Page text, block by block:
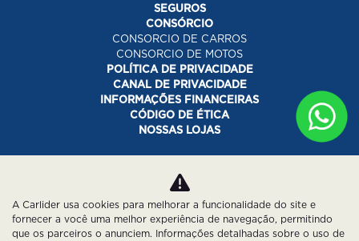
SEGUROS
CONSÓRCIO
CONSORCIO DE CARROS
CONSORCIO DE MOTOS
POLÍTICA DE PRIVACIDADE
CANAL DE PRIVACIDADE
INFORMAÇÕES FINANCEIRAS
CÓDIGO DE ÉTICA
NOSSAS LOJAS
Desacelere. Seu bem maior é a vida.
A Carlider usa cookies para melhorar a funcionalidade do site e
fornecer a você uma melhor experiência de navegação, permitindo
que os parceiros o anunciem. Informações detalhadas sobre o uso de